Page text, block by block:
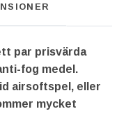
par prisvärda
fog medel.
airsoftspel, eller
mycket